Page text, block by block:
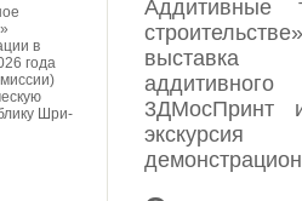
в
года
Шри-
Аддитивные
выставка
аддитивного
3ДМосПринт